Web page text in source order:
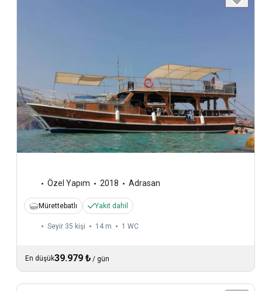
Özel Yapım 2018 Adrasan
Mürettebatlı Yakıt dahil
Seyir 35 kişi 14 m 1 WC
En düşük39.979 ₺ / gün